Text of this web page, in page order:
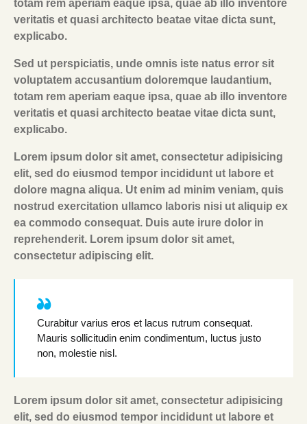
totam rem aperiam eaque ipsa, quae ab illo inventore
veritatis et quasi architecto beatae vitae dicta sunt,
explicabo.
Sed ut perspiciatis, unde omnis iste natus error sit
voluptatem accusantium doloremque laudantium,
totam rem aperiam eaque ipsa, quae ab illo inventore
veritatis et quasi architecto beatae vitae dicta sunt,
explicabo.
Lorem ipsum dolor sit amet, consectetur adipisicing
elit, sed do eiusmod tempor incididunt ut labore et
dolore magna aliqua. Ut enim ad minim veniam, quis
nostrud exercitation ullamco laboris nisi ut aliquip ex
ea commodo consequat. Duis aute irure dolor in
reprehenderit. Lorem ipsum dolor sit amet,
consectetur adipiscing elit.
Curabitur varius eros et lacus rutrum consequat.
Mauris sollicitudin enim condimentum, luctus justo
non, molestie nisl.
Lorem ipsum dolor sit amet, consectetur adipisicing
elit, sed do eiusmod tempor incididunt ut labore et